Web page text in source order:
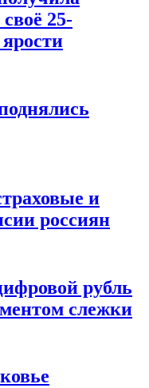
25-
и
россиян
рубль
слежки